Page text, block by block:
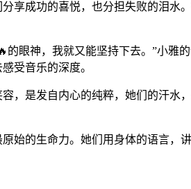
享成功的喜悦，也分担失败的泪水
眼神，我就又能坚持下去。”小雅
受音乐的深度。
是发自内心的纯粹，她们的汗水
始的生命力。她们用身体的语言，